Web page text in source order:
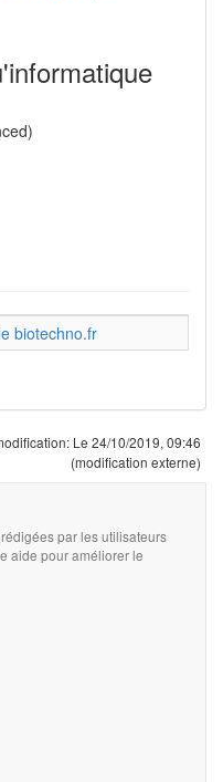
biotechno.fr
Le 24/10/2019, 09:46
(modification externe)
par les utilisateurs
aide pour améliorer le